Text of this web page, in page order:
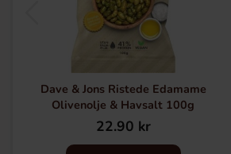
Dave & Jons Ristede Edamame
Olivenolje & Havsalt 100g
22.90 kr